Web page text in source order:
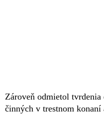
Zároveň odmietol tvrdenia
činných v trestnom